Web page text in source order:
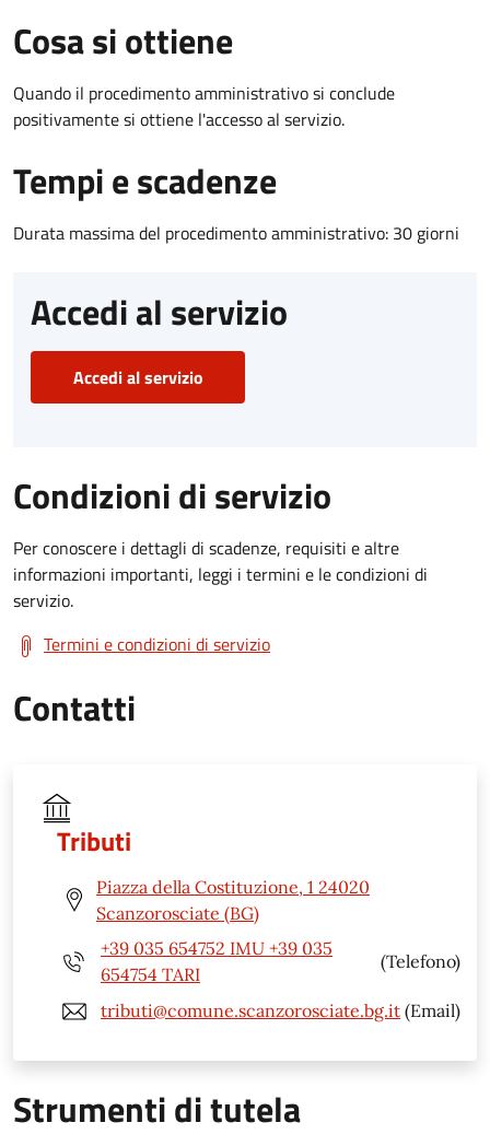
Cosa si ottiene
Quando il procedimento amministrativo si conclude
positivamente si ottiene l'accesso al servizio.
Tempi e scadenze
Durata massima del procedimento amministrativo: 30 giorni
Accedi al servizio
Accedi al servizio
Condizioni di servizio
Per conoscere i dettagli di scadenze, requisiti e altre
informazioni importanti, leggi i termini e le condizioni di
servizio.
Termini e condizioni di servizio
Contatti
Tributi
Piazza della Costituzione, 1 24020
Scanzorosciate (BG)
+39 035 654752 IMU +39 035
654754 TARI
(Telefono)
tributi@comune.scanzorosciate.bg.it (Email)
Strumenti di tutela